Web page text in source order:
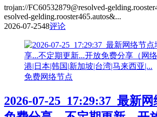
trojan://FC60532879@resolved-
esolved-gelding.rooster465.autos&...
2026-07-2548评论
免费网络节点
2026-07-25_17:29:37_最新